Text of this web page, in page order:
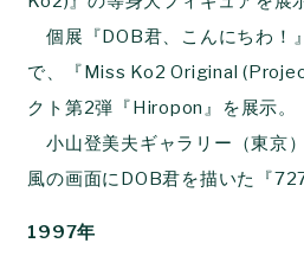
個展『DOB君、こんにちわ！
で、『Miss Ko2 Original
クト第2弾『Hiropon』を展示。
小山登美夫ギャラリー（東京
風の画面にDOB君を描いた『
1997年